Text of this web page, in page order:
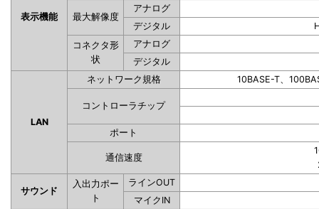
表示機能 最大解像度
アナログ
デジタル
コネクタ形
状
アナログ
デジタル
LAN
ネットワーク規格 10BASE-T、
コントローラチップ
ポート
通信速度
サウンド
入出力ポー
ト
ラインOUT
マイクIN